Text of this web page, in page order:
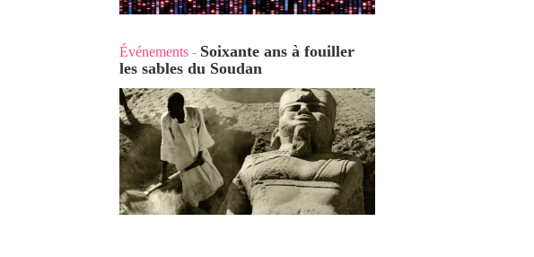
Événements - Soixante ans à fouiller
les sables du Soudan